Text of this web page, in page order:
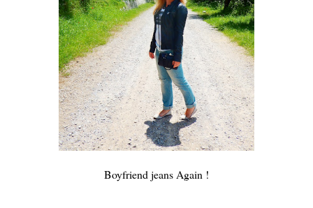
Boyfriend jeans Again !